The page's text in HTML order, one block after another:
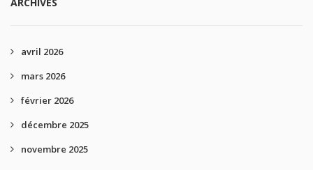
avril 2026
mars 2026
février 2026
décembre 2025
novembre 2025